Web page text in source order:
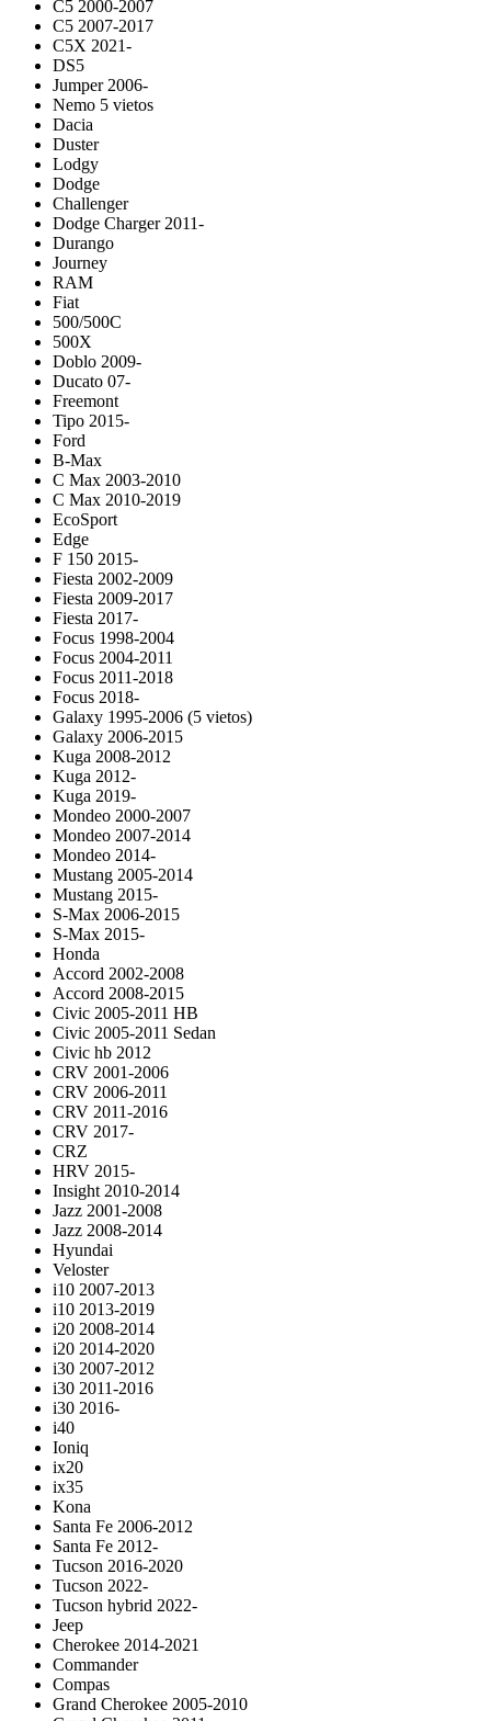
C5 2000-2007
C5 2007-2017
C5X 2021-
DS5
Jumper 2006-
Nemo 5 vietos
Dacia
Duster
Lodgy
Dodge
Challenger
Dodge Charger 2011-
Durango
Journey
RAM
Fiat
500/500C
500X
Doblo 2009-
Ducato 07-
Freemont
Tipo 2015-
Ford
B-Max
C Max 2003-2010
C Max 2010-2019
EcoSport
Edge
F 150 2015-
Fiesta 2002-2009
Fiesta 2009-2017
Fiesta 2017-
Focus 1998-2004
Focus 2004-2011
Focus 2011-2018
Focus 2018-
Galaxy 1995-2006 (5 vietos)
Galaxy 2006-2015
Kuga 2008-2012
Kuga 2012-
Kuga 2019-
Mondeo 2000-2007
Mondeo 2007-2014
Mondeo 2014-
Mustang 2005-2014
Mustang 2015-
S-Max 2006-2015
S-Max 2015-
Honda
Accord 2002-2008
Accord 2008-2015
Civic 2005-2011 HB
Civic 2005-2011 Sedan
Civic hb 2012
CRV 2001-2006
CRV 2006-2011
CRV 2011-2016
CRV 2017-
CRZ
HRV 2015-
Insight 2010-2014
Jazz 2001-2008
Jazz 2008-2014
Hyundai
Veloster
i10 2007-2013
i10 2013-2019
i20 2008-2014
i20 2014-2020
i30 2007-2012
i30 2011-2016
i30 2016-
i40
Ioniq
ix20
ix35
Kona
Santa Fe 2006-2012
Santa Fe 2012-
Tucson 2016-2020
Tucson 2022-
Tucson hybrid 2022-
Jeep
Cherokee 2014-2021
Commander
Compas
Grand Cherokee 2005-2010